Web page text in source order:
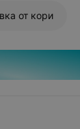
от кори